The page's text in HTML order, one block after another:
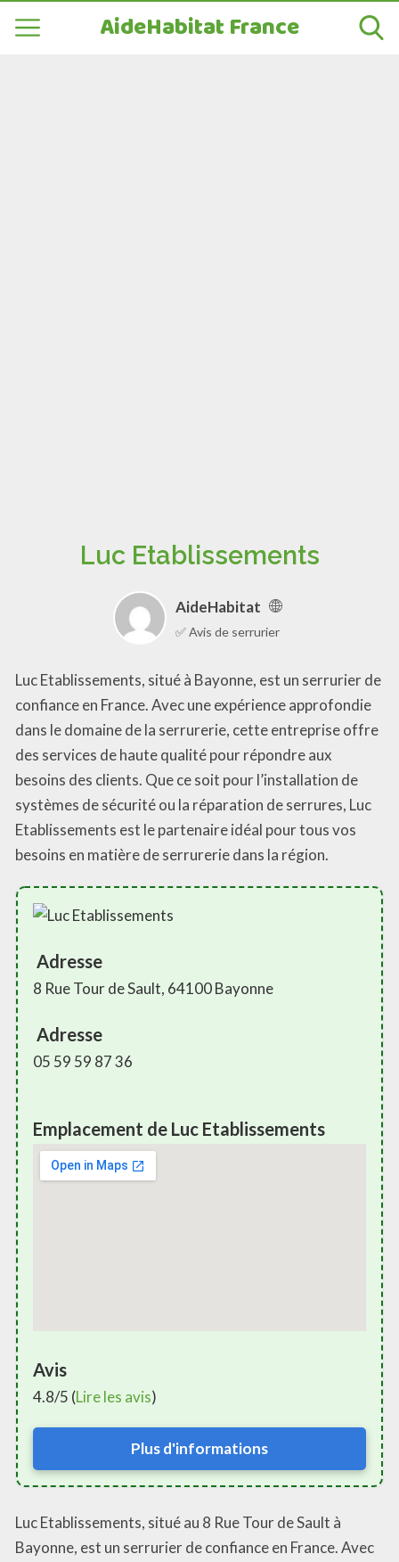
AideHabitat France
Luc Etablissements
AideHabitat
✅ Avis de serrurier
Luc Etablissements, situé à Bayonne, est un serrurier de
confiance en France. Avec une expérience approfondie
dans le domaine de la serrurerie, cette entreprise offre
des services de haute qualité pour répondre aux
besoins des clients. Que ce soit pour l’installation de
systèmes de sécurité ou la réparation de serrures, Luc
Etablissements est le partenaire idéal pour tous vos
besoins en matière de serrurerie dans la région.
Adresse
8 Rue Tour de Sault, 64100 Bayonne
Adresse
05 59 59 87 36
Emplacement de Luc Etablissements
Avis
4.8/5 (Lire les avis)
Plus d'informations
Luc Etablissements, situé au 8 Rue Tour de Sault à
Bayonne, est un serrurier de confiance en France. Avec